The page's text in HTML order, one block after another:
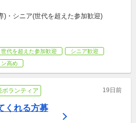
)・シニア(世代を超えた参加歓迎)
世代を超えた参加歓迎
シニア歓迎
高め
ボランティア 19日前
くれる方募